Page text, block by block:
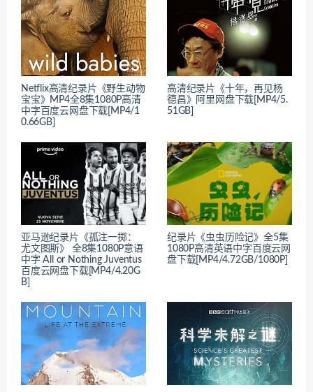
Netflix高清纪录片《野生动物
宝宝》MP4全8集1080P高清
中字百度云网盘下载[MP4/1
0.66GB]
高清纪录片《十年，再见杨
德昌》阿里网盘下载[MP4/5.
51GB]
亚马逊纪录片《孤注一掷：
尤文图斯》 全8集1080P意语
中字 All or Nothing Juventus
百度云网盘下载[MP4/4.20G
B]
纪录片《虫虫历险记》全5集
1080P高清英语中字百度云网
盘下载[MP4/4.72GB/1080P]